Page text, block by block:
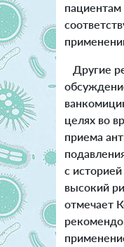
пациентам
Другие
целях во
приема
с
высокий
отмечает